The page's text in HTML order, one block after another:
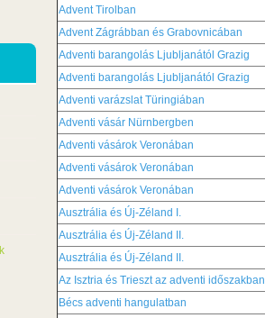
Advent Tirolban
Advent Zágrábban és Grabovnicában
Adventi barangolás Ljubljanától Grazig
Adventi barangolás Ljubljanától Grazig
Adventi varázslat Türingiában
Adventi vásár Nürnbergben
Adventi vásárok Veronában
Adventi vásárok Veronában
Adventi vásárok Veronában
Ausztrália és Új-Zéland I.
Ausztrália és Új-Zéland II.
Ausztrália és Új-Zéland II.
Az Isztria és Trieszt az adventi időszakban
Bécs adventi hangulatban